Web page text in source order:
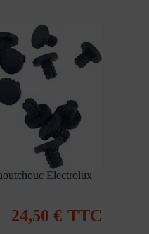
Electrolux
24,50 € TTC